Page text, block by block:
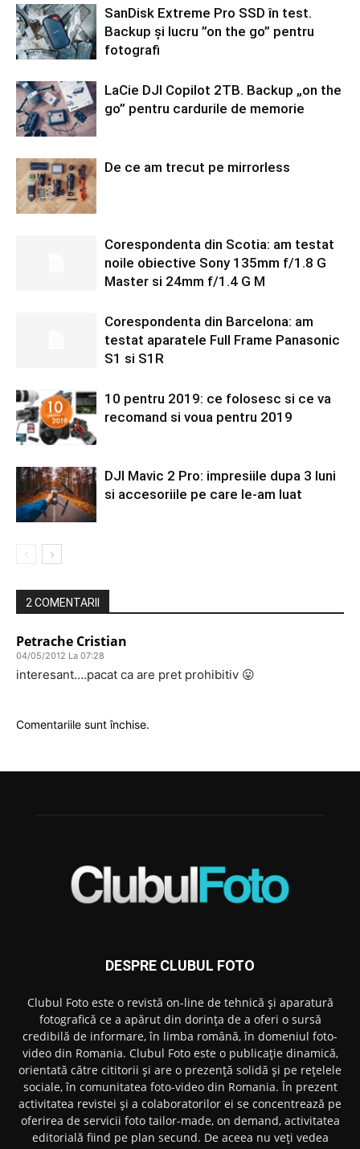
SanDisk Extreme Pro SSD în test.
Backup și lucru ”on the go” pentru
fotografi
LaCie DJI Copilot 2TB. Backup „on the
go” pentru cardurile de memorie
De ce am trecut pe mirrorless
Corespondenta din Scotia: am testat
noile obiective Sony 135mm f/1.8 G
Master si 24mm f/1.4 G M
Corespondenta din Barcelona: am
testat aparatele Full Frame Panasonic
S1 si S1R
10 pentru 2019: ce folosesc si ce va
recomand si voua pentru 2019
DJI Mavic 2 Pro: impresiile dupa 3 luni
si accesoriile pe care le-am luat
2 COMENTARII
Petrache Cristian
04/05/2012 La 07:28
interesant….pacat ca are pret prohibitiv 😛
Comentariile sunt închise.
DESPRE CLUBUL FOTO
Clubul Foto este o revistă on-line de tehnică și aparatură
fotografică ce a apărut din dorința de a oferi o sursă
credibilă de informare, în limba română, în domeniul foto-
video din Romania. Clubul Foto este o publicație dinamică,
orientată către cititorii și are o prezență solidă și pe rețelele
sociale, în comunitatea foto-video din Romania. În prezent
activitatea revistei și a colaboratorilor ei se concentrează pe
oferirea de servicii foto tailor-made, on demand, activitatea
editorială fiind pe plan secund. De aceea nu veți vedea